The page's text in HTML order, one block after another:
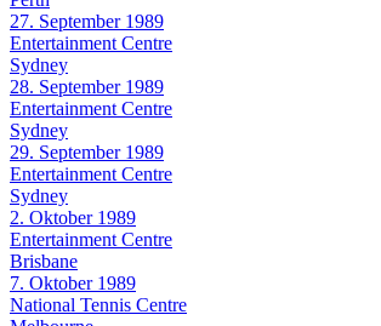
27. September 1989
Entertainment Centre
Sydney
28. September 1989
Entertainment Centre
Sydney
29. September 1989
Entertainment Centre
Sydney
2. Oktober 1989
Entertainment Centre
Brisbane
7. Oktober 1989
National Tennis Centre